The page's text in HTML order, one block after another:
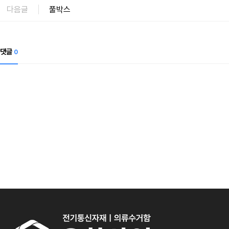
다음글 풀박스
댓글 0